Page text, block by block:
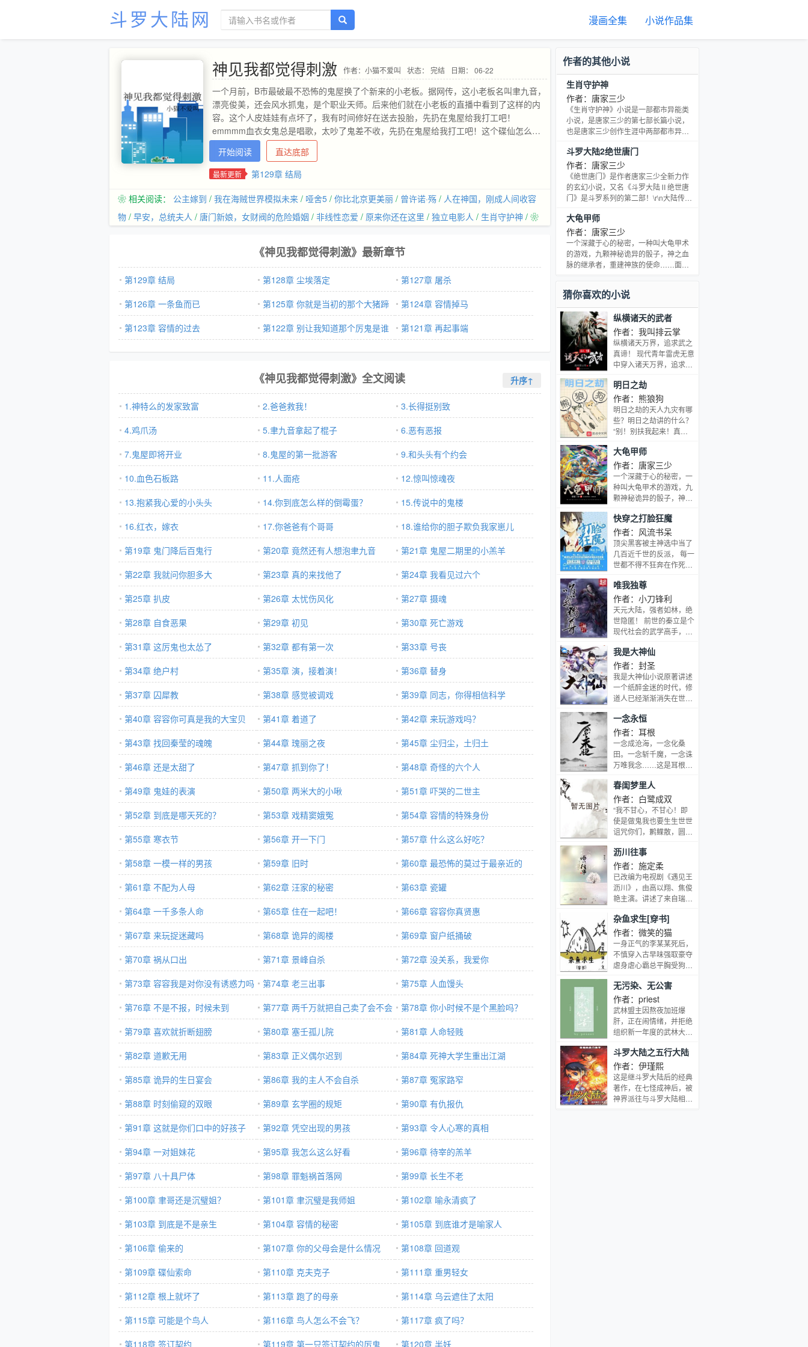
斗罗大陆网 漫画全集 小说作品集
神见我都觉得刺激 作者：小猫不爱叫 状态： 完结 日期： 06-22
一个月前，B市最破最不恐怖的鬼屋换了个新来的小老板。据网传，这小老板名叫聿九音，
漂亮俊美，还会风水抓鬼，是个职业天师。后来他们就在小老板的直播中看到了这样的内
容。这个人皮娃娃有点坏了，我有时间修好在送去投胎，先扔在鬼屋给我打工吧！
emmmm血衣女鬼总是唱歌，太吵了鬼差不收，先扔在鬼屋给我打工吧！这个碟仙怎么是
三重人格？别把地府的人吓着了，先扔在鬼屋给我打工吧！游客们：▼_▼众厉鬼：聿九音
你他妈才是厉鬼吧！【山竹式疯狂】1v1，主受，日常皮一下的天师受vs日常配合受一起皮
一皮的温柔攻
开始阅读 直达底部
最新更新 第129章 结局
❀ 相关阅读： 公主嫁到 / 我在海贼世界模拟未来 / 哑舍5 / 你比北京更美丽 / 曾许诺·殇 / 人在神国，刚成人间收容
物 / 早安，总统夫人 / 唐门新娘，女财阀的危险婚姻 / 非线性恋爱 / 原来你还在这里 / 独立电影人 / 生肖守护神 / ❀
《神见我都觉得刺激》最新章节
第129章 结局 第128章 尘埃落定
第127章 屠杀
第126章 一条鱼而已
第125章 你就是当初的那个大猪蹄
子
第124章 容情掉马
第123章 容情的过去
第122章 别让我知道那个厉鬼是谁 第121章 再起事端
《神见我都觉得刺激》全文阅读 升序↑
1.神特么的发家致富 2.爸爸救我！
3.长得挺别致
4.鸡爪汤
5.聿九音拿起了棍子
6.恶有恶报
7.鬼屋即将开业
8.鬼屋的第一批游客
9.和头头有个约会
10.血色石板路
11.人面疮
12.惊叫惊魂夜
13.抱紧我心爱的小头头
14.你到底怎么样的倒霉蛋？
15.传说中的鬼楼
16.红衣，嫁衣
17.你爸爸有个哥哥
18.谁给你的胆子欺负我家崽儿
第19章 鬼门降后百鬼行
第20章 竟然还有人想泡聿九音
第21章 鬼屋二期里的小羔羊
第22章 我就问你胆多大
第23章 真的来找他了
第24章 我看见过六个
第25章 扒皮
第26章 太忧伤风化
第27章 摄魂
第28章 自食恶果
第29章 初见
第30章 死亡游戏
第31章 这厉鬼也太怂了
第32章 都有第一次
第33章 号丧
第34章 绝户村
第35章 演，接着演！
第36章 替身
第37章 囚犀教
第38章 感觉被调戏
第39章 同志，你得相信科学
第40章 容容你可真是我的大宝贝
第41章 着道了
第42章 来玩游戏吗？
第43章 找回秦莹的魂魄
第44章 瑰丽之夜
第45章 尘归尘，土归土
第46章 还是太甜了
第47章 抓到你了！
第48章 奇怪的六个人
第49章 鬼娃的表演
第50章 两米大的小啾
第51章 吓哭的二世主
第52章 到底是哪天死的？
第53章 戏精窦娥冤
第54章 容情的特殊身份
第55章 寒衣节
第56章 开一下门
第57章 什么这么好吃？
第58章 一模一样的男孩
第59章 旧时
第60章 最恐怖的莫过于最亲近的
第61章 不配为人母
第62章 汪家的秘密
第63章 瓷罐
第64章 一千多条人命
第65章 住在一起吧！
第66章 容容你真贤惠
第67章 来玩捉迷藏吗
第68章 诡异的阁楼
第69章 窗户纸捅破
第70章 祸从口出
第71章 景峰自杀
第72章 没关系，我爱你
第73章 容容我是对你没有诱惑力吗
第74章 老三出事
第75章 人血馒头
第76章 不是不报，时候未到
第77章 两千万就把自己卖了会不会
太少
第78章 你小时候不是个黑脸吗？
第79章 喜欢就折断翅膀
第80章 塞壬孤儿院
第81章 人命轻贱
第82章 道歉无用
第83章 正义偶尔迟到
第84章 死神大学生重出江湖
第85章 诡异的生日宴会
第86章 我的主人不会自杀
第87章 冤家路窄
第88章 时刻偷窥的双眼
第89章 玄学圈的规矩
第90章 有仇报仇
第91章 这就是你们口中的好孩子
第92章 凭空出现的男孩
第93章 令人心寒的真相
第94章 一对姐妹花
第95章 我怎么这么好看
第96章 待宰的羔羊
第97章 八十具尸体
第98章 罪魁祸首落网
第99章 长生不老
第100章 聿哥还是沉璧姐？
第101章 聿沉璧是我师姐
第102章 喻永清疯了
第103章 到底是不是亲生
第104章 容情的秘密
第105章 到底谁才是喻家人
第106章 偷来的
第107章 你的父母会是什么情况
第108章 回道观
第109章 碟仙索命
第110章 克夫克子
第111章 重男轻女
第112章 根上就坏了
第113章 跑了的母亲
第114章 乌云遮住了太阳
第115章 可能是个鸟人
第116章 鸟人怎么不会飞？
第117章 疯了吗？
第118章 签订契约
第119章 第一只签订契约的厉鬼 第120章 半妖
作者的其他小说
生肖守护神
作者：唐家三少
《生肖守护神》小说是一部都市异能类
小说，是唐家三少的第七部长篇小说，
也是唐家三少创作生涯中两部都市异能
道》）。小说讲述了痞子麒麟——齐岳
带领着十二生肖守护神，努力保护地
球，在都市创造了一段属于自己的传奇
的故事。
斗罗大陆2绝世唐门
作者：唐家三少
《绝世唐门》是作者唐家三少全新力作
的玄幻小说，又名《斗罗大陆Ⅱ绝世唐
门》是斗罗系列的第二部！\r\n大陆传
界刀法；双升融合，金阳蓝月，雷霆之
怒，这里没有魔法，没有斗气，没有武
术，却有武魂。唐门创立万年之后的斗
罗大陆上，唐门式微。一代天骄横空出
世，新一代史莱克七怪能否重振唐门，
大龟甲师
作者：唐家三少
一个深藏于心的秘密，一种叫大龟甲术
的游戏，九颗神秘诡异的骰子，神之血
脉的继承者，重建神族的使命……面对
还记得《神印王座》里那“手握日月摘星
辰，世间无我这般人”的死灵圣法神伊莱
克斯吗？他当年不惜一切要追寻的大龟
甲术终于到来了！哪怕是在《斗罗大陆
Ⅱ绝世唐门》中他临死之前也念念不忘
的神之能力也即将为大家展现。大龟甲
术面前，就算是神，也避不开它的作
用！一个身怀绝技的少年，没能通过遴
选走上修真者之路，就在他调整好心
态，接受这一事实的时候，几颗神秘的
骰子突然出现，他突然拥有了神奇的能
力，被赋予重建神族的使命，少年的人
生由此改变。
猜你喜欢的小说
纵横诸天的武者
作者：我叫排云掌
纵横诸天万界，追求武之
真谛！ 现代青年雷虎无意
中穿入诸天万界，追求武
明日之劫
作者：熊狼狗
明日之劫的天人九灾有哪
些？明日之劫讲的什么？
“别！别扶我起来！真
效率高！这叫学习习惯！
我没有睡觉！”懒乃是人
类之天性，但如果人人都
能化懒为宝，便可佑我人
族，万世奋进。（原书名
大龟甲师
作者：唐家三少
一个深藏于心的秘密，一
种叫大龟甲术的游戏，九
颗神秘诡异的骰子，神之
的使命……面对突如其来
的一切，被神罚的少年将
会做出怎样的选择？为
《神印王座》外传，还记
得《神印王座》里那“手
这般人”的死灵圣法神伊
莱克斯吗？他当年不惜一
切要追寻的大龟甲术终于
到来了！哪怕是在《斗罗
大陆Ⅱ绝世唐门》中他临
死之前也念念不忘的神之
能力也即将为大家展现。
大龟甲术面前，就算是
神，也避不开它的作用！
一个身怀绝技的少年，没
能通过遴选走上修真者之
路，就在他调整好心态，
接受这一事实的时候，几
颗神秘的骰子突然出现，
他突然拥有了神奇的能
力，被赋予重建神族的使
命，少年的人生由此改
变。
快穿之打脸狂魔
作者：风流书呆
顶尖黑客被主神选中当了
几百近千世的反派， 每一
世都不得不狂奔在作死的
场。 终于摆脱了反派系统
的控制， 他决定复仇、虐
渣、改变命运， 就算骨子
里烂透了， 表面上也要占
据道德的制高点。
唯我独尊
作者：小刀锋利
天元大陆，强者如林，绝
世隐匿！ 前世的秦立是个
现代社会的武学高手，末
受限，更奈何基础不牢，
止步于武极巅峰！尔后，
他穿越了。。。 穿越众最
大的幸事，不是身份家
世，不是财富美人，而是
的本钱：绝佳的习武身
躯！ 秦立穿越重生于一个
武学基础绝佳的少年身
上，身份低微，受人嘲
笑！一边研习前世带来的
神秘功法先天紫气诀，一
边修炼这个世界上的至尊
战技唯我独尊功，且看他
如何覆雨翻云！ 浩渺苍
穹，无尽深海，传说之
地，激情澎湃！ 拳震天，
脚慑地，唯我独尊。
我是大神仙
作者：封圣
我是大神仙小说原著讲述
一个纸醉金迷的时代，修
道人已经渐渐消失在世人
些传说。为了追寻“道”的
足迹，他一个人前行在这
条奇妙的道路上，各种各
样的修道人和各种各样奇
妙的能力渐渐出现在他的
一念永恒
作者：耳根
一念成沧海，一念化桑
田。一念斩千魔，一念诛
万唯我念……这是耳根继
封天》后，创作的第四部
长篇小说《一念永恒》
春闺梦里人
作者：白鹭成双
“我不甘心，不甘心！即
使是做鬼我也要生生世世
诅咒你们，鹣鲽散，圆镜
不散，冤魂难离。季曼只
不过是看本小说打发时
间，却不想好像被扯入了
一个很奇怪的梦境。她成
了书中最恶毒的女二，角
死的女二再走一遍故事的
发展结局。宅院深深的侯
府，圣母玛利亚一样的女
主，无数恶毒的炮灰。皇
家恩怨牵扯不休，后院争
斗一人不留。她一个注定
没有好下场的女二，该怎
么扭转命运？斗天斗地花
言巧语，骗老骗少满腹计
算。看在她这么尽职尽责
破坏男女主关系发展的份
上，能不能给她一条活路
啊？
沥川往事
作者：施定柔
已改编为电视剧《遇见王
沥川》，由高以翔、焦俊
艳主演。讲述了来自瑞士
自云南小镇的大学生谢小
秋从相爱、分离到重聚，
一次次生死相依的爱情故
事。谢小秋在咖啡馆打工
之时，邂逅归国建筑设计
人迅速确立了恋人关系。
正当两人热恋之时，沥川
突然不辞而别，此后小秋
一直做着爱的囚徒。沥川
弃小秋而去之谜，啃噬着
小秋的心。她不明白浓烈
的爱情怎会一夜之间消失
不见，她等待着沥川归来
给她一个答案。六年后，
两人再一次邂逅，而一路
坚守着这份爱情的小秋却
开始在进退之间犹豫。北
杂鱼求生[穿书]
作者：微笑的猫
一身正气的李某某死后，
不慎穿入古早味强取豪夺
虐身虐心霸总平胸受狗血
不是配角，是一条几乎没
台词的杂鱼。他将怎样心
怀理想、不向命运低头
呢？
无污染、无公害
作者：priest
武林盟主因熬夜加班爆
肝，正在闹情绪，并拒绝
组织新一年度的武林大
人是个剁手购物狂，踏雪
无痕的“堂前燕”出了个重
度社恐猥琐死宅…… 大环
境江河日下，只有魔教教
众保持了初心——他们依
斗罗大陆之五行大陆
作者：伊瑾熙
这是继斗罗大陆后的经典
著作，在七怪成神后，被
神界派往与斗罗大陆相平